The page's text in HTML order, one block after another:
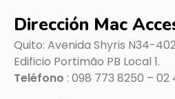
Dirección Mac
Quito: Avenida Shyris N34-
Edificio Portimão PB Local 1.
Teléfono : 098 773 8250 – 02